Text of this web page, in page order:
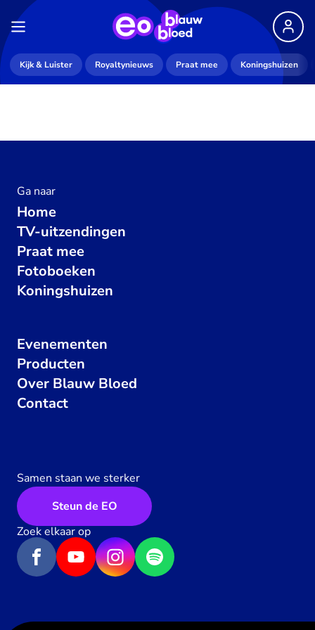
Kijk & Luister Royaltynieuws Praat mee Koningshuizen
Ga naar
Home
TV-uitzendingen
Praat mee
Fotoboeken
Koningshuizen
Evenementen
Producten
Over Blauw Bloed
Contact
Samen staan we sterker
Steun de EO
Zoek elkaar op